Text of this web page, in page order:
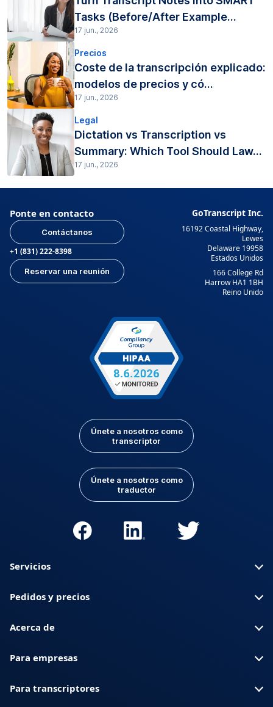
Tasks (Before/After Example...
17 jun., 2026
Precios
Coste de la transcripción explicado:
modelos de precios y có...
17 jun., 2026
Legal
Dictation vs Transcription vs
Summary: Which Tool Should Law...
17 jun., 2026
Ponte en contacto
Contáctanos
+1 (831) 222-8398
Reservar una reunión
GoTranscript Inc.
16192 Coastal Highway,
Lewes
Delaware 19958
Estados Unidos
166 College Rd
Harrow HA1 1BH
Reino Unido
Únete a nosotros como
transcriptor
Únete a nosotros como
traductor
Servicios
Pedidos y precios
Acerca de
Para empresas
Para transcriptores